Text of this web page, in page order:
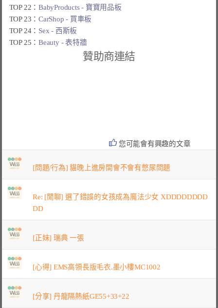
TOP 22：BabyProducts - 寶寶用品板
TOP 23：CarShop - 買車板
TOP 24： Sex - 西斯板
TOP 25：Beauty - 表特牆
贊助商連結
您可能會有興趣的文章
[問題/行為] 貓晚上進房間會不會有憋尿問題
Re: [閒聊] 選了錯誤的女孩成為魔法少女 XDDDDDDDD
DD
[正妹] 瑞典 一張
[心得] EMS高領長版毛衣.墨小樓MC1002
[分享] 丹龍隔熱紙GE55+33+22